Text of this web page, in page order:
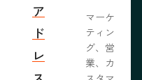
ア
ド
レ
マーケ
ティン
グ、営
業、カ